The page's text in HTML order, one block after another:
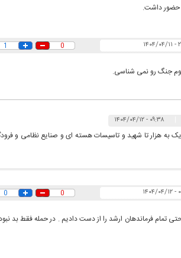
حضور داشت.
0
1
جنگ رو نمی شناسی.
۰۹:۳۸ - ۱۴۰۴/۰۴/۱۲
به هزار تا شهید و تاسیسات هسته ای و صنایع نظامی و
0
0
تمام فرماندهان ارشد را از دست دادیم . در حمله فقط بد